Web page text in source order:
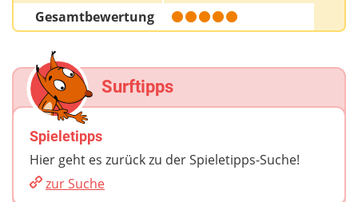
Gesamtbewertung
Surftipps
Spieletipps
Hier geht es zurück zu der Spieletipps-Suche!
zur Suche